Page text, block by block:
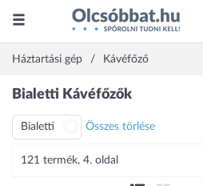
Háztartási gép Kávéfőző
Bialetti Kávéfőzők
Bialetti Összes törlése
121 termék, 4. oldal